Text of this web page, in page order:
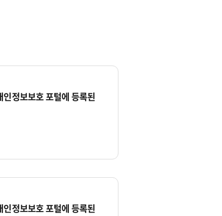
정보보호 포털에 등록된
정보보호 포털에 등록된